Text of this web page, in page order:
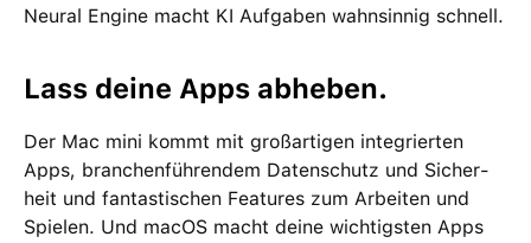
Neural Engine macht KI Aufgaben wahnsinnig schnell.
Lass deine Apps abheben.
Der Mac mini kommt mit groß­artigen inte­grierten
Apps, branchen­führendem Daten­schutz und Sicher­
heit und fan­tas­tischen Features zum Arbeiten und
Spielen. Und macOS macht deine wichtigsten Apps